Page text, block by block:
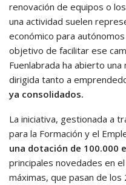
renovación de equipos o
una actividad suelen
económico para
objetivo de facilitar ese
Fuenlabrada ha abierto
dirigida tanto a
ya consolidados.
La iniciativa, gestionada a
para la Formación y el
una dotación de 100.000
principales novedades en
máximas, que pasan de